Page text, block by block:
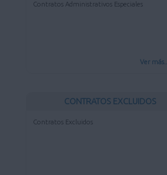
Contratos Administrativos Especiales
Ver más...
CONTRATOS EXCLUIDOS
Contratos Excluidos